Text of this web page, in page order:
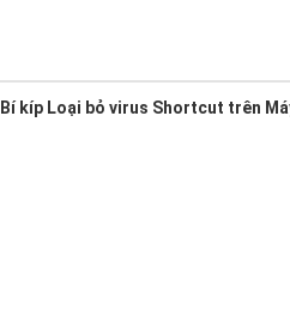
Bí kíp Loại bỏ virus Shortcut trên